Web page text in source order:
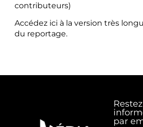
contributeurs)
Accédez ici à la version très
du reportage.
Restez
par